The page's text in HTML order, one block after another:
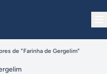
de "Farinha de Gergelim"